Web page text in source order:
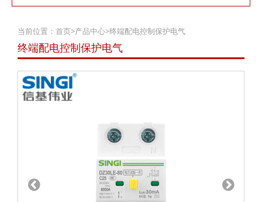
当前位置： 首页>产品中心>终端配电控制保护电气
终端配电控制保护电气